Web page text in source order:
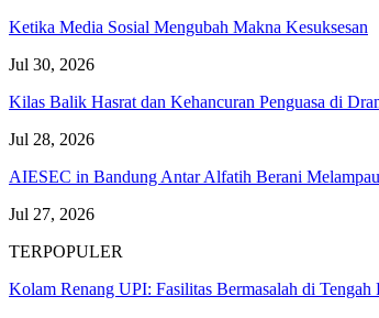
Ketika Media Sosial Mengubah Makna Kesuksesan
Jul 30, 2026
Kilas Balik Hasrat dan Kehancuran Penguasa di
Jul 28, 2026
AIESEC in Bandung Antar Alfatih Berani
Jul 27, 2026
TERPOPULER
Kolam Renang UPI: Fasilitas Bermasalah di